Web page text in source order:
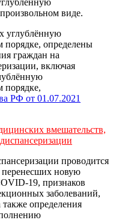
виде.
углублённую
порядке, определены
граждан на
включая
порядке,
РФ от 01.07.2021
вмешательств,
проводится
перенесших новую
19, признаков
заболеваний,
также определения